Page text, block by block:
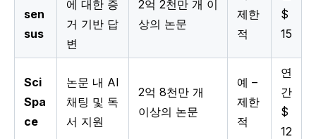
sen
sus
에 대한 증
거 기반 답
변
2억 2천만 개 이
상의 논문
제한
적
$
15
Sci
Spa
ce
논문 내 AI
채팅 및 독
서 지원
2억 8천만 개
이상의 논문
예 –
제한
적
연
간
$
12